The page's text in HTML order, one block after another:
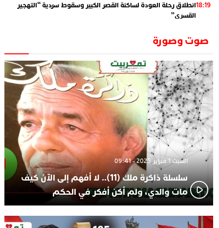
18:19انطلاق رحلة العودة لساكنة القصر الكبير وسقوط سردية “التهجير
القسري”
01:55
​”لارام”.. 3 خطوط أخرى نحو إسبانيا وهذه هي الوجهات
14:37الاعلامي حسن فاتح.. لهذا السبب يرفض بعض لاعبوا المنتخب
تعيين السكتيوي
صوت وصورة
السبت 1 فبراير 2025 - 09:41
سلسلة ذاكرة ملك (11).. لا أفهم إلى الآن كيف
مات والدي، ولم أكن أفكر في الحكم